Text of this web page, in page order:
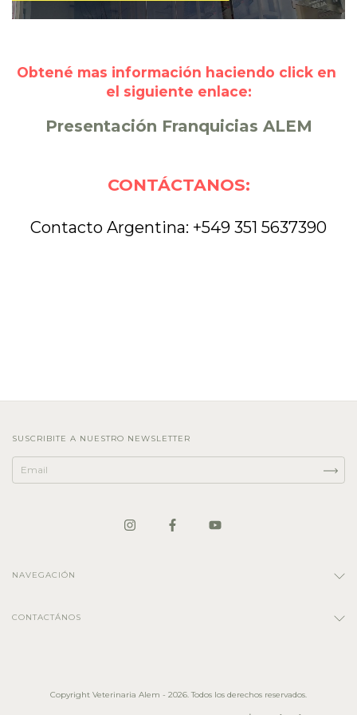
Obtené mas información haciendo click en
el siguiente enlace:
Presentación Franquicias ALEM
CONTÁCTANOS:
Contacto Argentina: +549 351 5637390
SUSCRIBITE A NUESTRO NEWSLETTER
NAVEGACIÓN
CONTACTÁNOS
Copyright Veterinaria Alem - 2026. Todos los derechos reservados.